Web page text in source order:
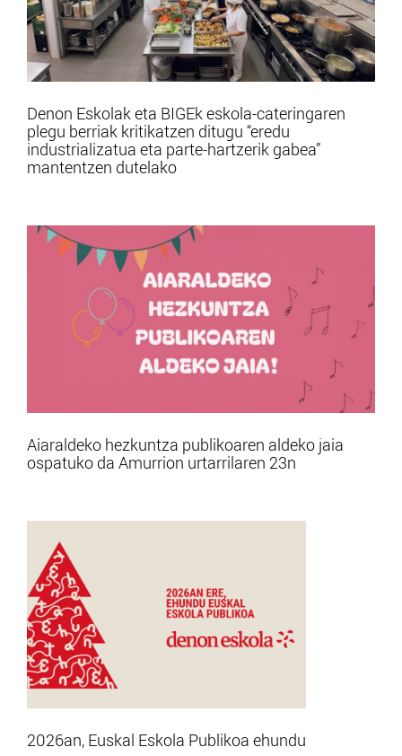
Denon Eskolak eta BIGEk eskola-cateringaren
plegu berriak kritikatzen ditugu “eredu
industrializatua eta parte-hartzerik gabea”
mantentzen dutelako
Aiaraldeko hezkuntza publikoaren aldeko jaia
ospatuko da Amurrion urtarrilaren 23n
2026an, Euskal Eskola Publikoa ehundu